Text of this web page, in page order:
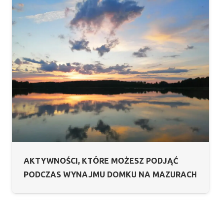
AKTYWNOŚCI, KTÓRE MOŻESZ PODJĄĆ
PODCZAS WYNAJMU DOMKU NA MAZURACH